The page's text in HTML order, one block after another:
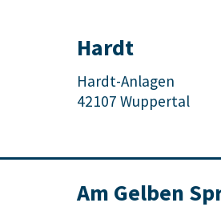
Hardt
Hardt-Anlagen
42107 Wuppertal
Am Gelben